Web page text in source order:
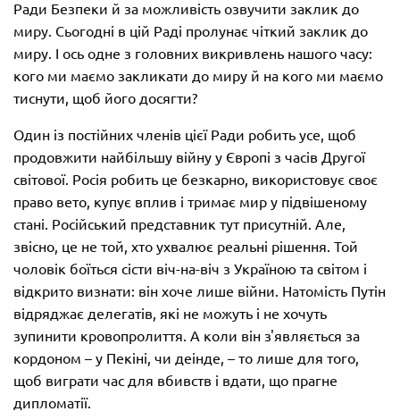
Ради Безпеки й за можливість озвучити заклик до
миру. Сьогодні в цій Раді пролунає чіткий заклик до
миру. І ось одне з головних викривлень нашого часу:
кого ми маємо закликати до миру й на кого ми маємо
тиснути, щоб його досягти?
Один із постійних членів цієї Ради робить усе, щоб
продовжити найбільшу війну у Європі з часів Другої
світової. Росія робить це безкарно, використовує своє
право вето, купує вплив і тримає мир у підвішеному
стані. Російський представник тут присутній. Але,
звісно, це не той, хто ухвалює реальні рішення. Той
чоловік боїться сісти віч-на-віч з Україною та світом і
відкрито визнати: він хоче лише війни. Натомість Путін
відряджає делегатів, які не можуть і не хочуть
зупинити кровопролиття. А коли він з'являється за
кордоном – у Пекіні, чи деінде, – то лише для того,
щоб виграти час для вбивств і вдати, що прагне
дипломатії.